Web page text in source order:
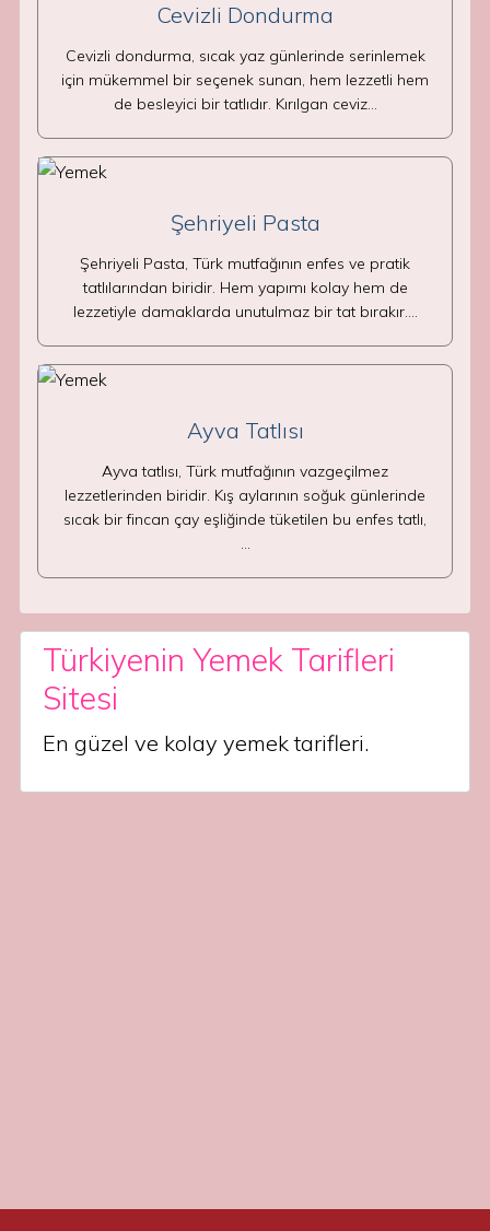
Cevizli Dondurma
Cevizli dondurma, sıcak yaz günlerinde serinlemek
için mükemmel bir seçenek sunan, hem lezzetli hem
de besleyici bir tatlıdır. Kırılgan ceviz…
Şehriyeli Pasta
Şehriyeli Pasta, Türk mutfağının enfes ve pratik
tatlılarından biridir. Hem yapımı kolay hem de
lezzetiyle damaklarda unutulmaz bir tat bırakır.…
Ayva Tatlısı
Ayva tatlısı, Türk mutfağının vazgeçilmez
lezzetlerinden biridir. Kış aylarının soğuk günlerinde
sıcak bir fincan çay eşliğinde tüketilen bu enfes tatlı,
…
Türkiyenin Yemek Tarifleri
Sitesi
En güzel ve kolay yemek tarifleri.